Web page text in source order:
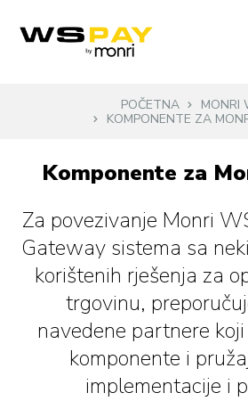
POČETNA
MONRI
KOMPONENTE ZA
Komponente za
Za povezivanje Monri
Gateway sistema sa
korištenih rješenja za
trgovinu,
navedene partnere
komponente i
implementacije i